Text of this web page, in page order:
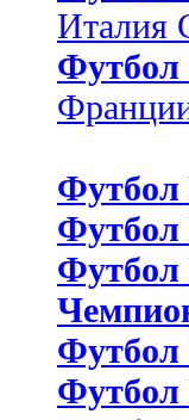
Италия
Футбол
Футбол
Футбол
Футбол